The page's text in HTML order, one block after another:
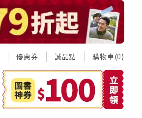
優惠券 誠品點 購物車(0)